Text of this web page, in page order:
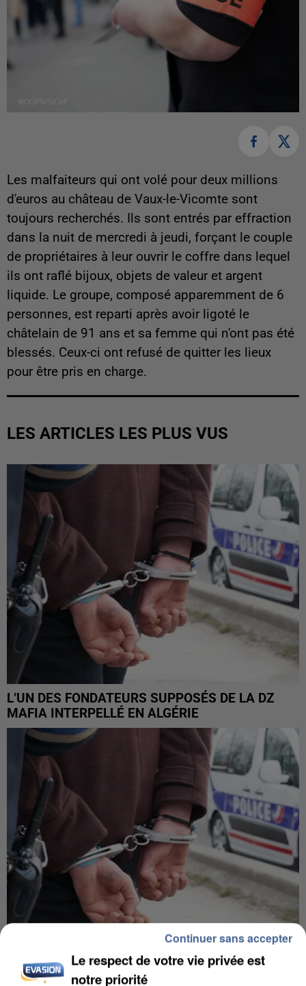
Les malfaiteurs qui ont volé pour deux millions
d'euros au château de Vaux-le-Vicomte sont
toujours recherchés. Ils sont entrés par effraction
dans la nuit de mercredi à jeudi, forçant le couple
de propriétaires à leur ouvrir le coffre dans lequel
ils ont raflé bijoux, objets de valeur et argent
liquide. Le groupe, composé apparemment de 6
personnes, est reparti après avoir ligoté le
châtelain de 91 ans et sa femme qui n'ont pas été
blessés. Ceux-ci ont refusé de quitter les lieux
pour être pris en charge.
LES ARTICLES LES PLUS VUS
L’UN DES FONDATEURS SUPPOSÉS DE LA DZ
MAFIA INTERPELLÉ EN ALGÉRIE
UN SECOND CADRE DE LA DZ MAFIA
INTERPELLÉ EN ALGÉRIE
Le respect de votre vie privée est
notre priorité
Continuer sans accepter